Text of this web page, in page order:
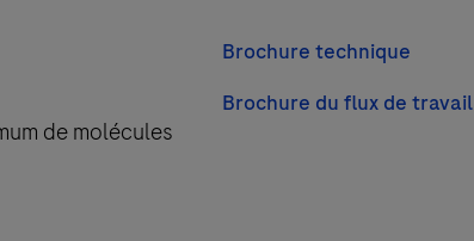
de molécules
Brochure technique
Brochure du flux de travail